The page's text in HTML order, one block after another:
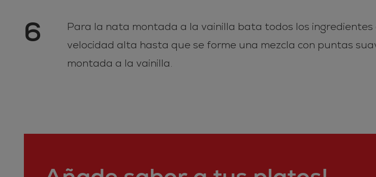
6
Para la nata montada a la vainilla bata todos los
velocidad alta hasta que se forme una mezcla con puntas
montada a la vainilla.